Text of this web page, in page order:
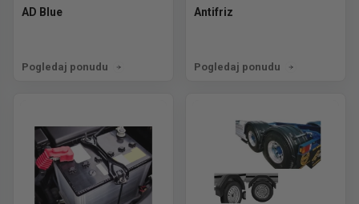
AD Blue
Pogledaj ponudu
Antifriz
Pogledaj ponudu